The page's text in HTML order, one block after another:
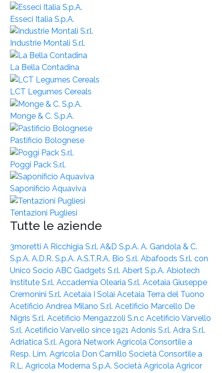
Esseci Italia S.p.A.
Industrie Montali S.r.l.
La Bella Contadina
LCT Legumes Cereals
Monge & C. S.p.A.
Pastificio Bolognese
Poggi Pack S.r.l.
Saponificio Aquaviva
Tentazioni Pugliesi
Tutte le aziende
3moretti A Ricchigia S.r.l. A&D S.p.A. A. Gandola & C.
S.p.A. A.D.R. S.p.A. A.S.T.R.A. Bio S.r.l. Abafoods S.r.l. con
Unico Socio ABC Gadgets S.r.l. Abert S.p.A. Abiotech
Institute S.r.l. Accademia Olearia S.r.l. Acetaia Giuseppe
Cremonini S.r.l. Acetaia I Solai Acetaia Terra del Tuono
Acetificio Andrea Milano S.r.l. Acetificio Marcello De
Nigris S.r.l. Acetificio Mengazzoli S.n.c Acetificio Varvello
S.r.l. Acetificio Varvello since 1921 Adonis S.r.l. Adra S.r.l.
Adriatica S.r.l. Agorà Network Agricola Consortile a
Resp. Lim. Agricola Don Camillo Società Consortile a
R.L. Agricola Moderna S.p.A. Società Agricola Agricor